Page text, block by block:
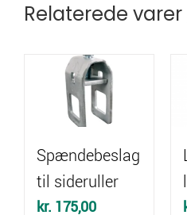
Relaterede varer
Spændebeslag
til sideruller
kr. 175,00